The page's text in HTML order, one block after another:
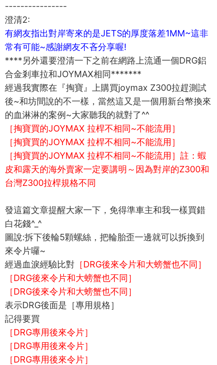
----------------
澄清2:
有網友指出對岸寄來的是JETS的厚度落差1MM~這非
常有可能~感謝網友不吝分享喔!
****另外還要澄清一下之前在網路上流通一個DRG鋁
合金剎車拉和JOYMAX相同*******
經過我實際在『掏寶』上購買joymax Z300拉趕測試
後~和坊間說的不一樣，當然這又是一個用新台幣換來
的血淋淋的案例~大家聽我的就對了^^
［掏寶買的JOYMAX 拉桿不相同~不能流用］
［掏寶買的JOYMAX 拉桿不相同~不能流用］
［掏寶買的JOYMAX 拉桿不相同~不能流用］ 註：蝦
皮和露天的海外賣家一定要講明～因為對岸的Z300和
台灣Z300拉桿規格不同
發這篇文章提醒大家一下，免得準車主和我一樣買錯
白花錢^_^
圖說:拆下後輪5顆螺絲，把輪胎歪一邊就可以拆換到
來令片囉~
經過血淚經驗比對 ［DRG後來令片和大螃蟹也不同］
［DRG後來令片和大螃蟹也不同］
［DRG後來令片和大螃蟹也不同］
表示DRG後面是［專用規格］
記得要買
［DRG專用後來令片］
［DRG專用後來令片］
［DRG專用後來令片］